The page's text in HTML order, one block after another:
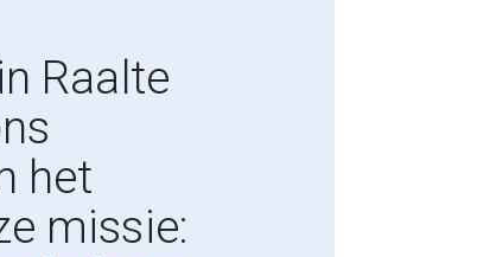
Raalte
het
missie: